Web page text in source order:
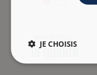
la qualité
JE CHOISIS